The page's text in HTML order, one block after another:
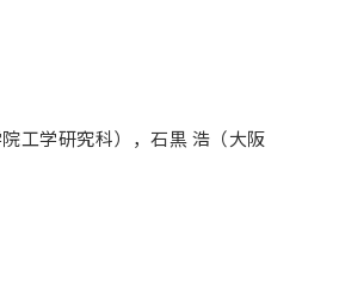
工学研究科），石黒 浩（大阪